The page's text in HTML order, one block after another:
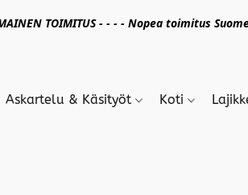
TOIMITUS - - - - Nopea toimitus
Askartelu & Käsityöt Koti